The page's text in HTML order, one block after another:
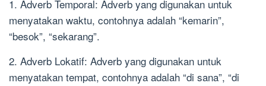
1. Adverb Temporal: Adverb yang digunakan untuk
menyatakan waktu, contohnya adalah “kemarin”,
“besok”, “sekarang”.
2. Adverb Lokatif: Adverb yang digunakan untuk
menyatakan tempat, contohnya adalah “di sana”, “di